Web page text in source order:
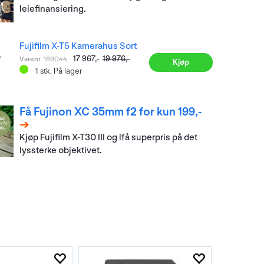
leiefinansiering.
Fujifilm X-T5 Kamerahus Sort
Varenr 169044 17 967,- 19 976,-
1 stk. På lager
Få Fujinon XC 35mm f2 for kun 199,-
Kjøp Fujifilm X-T30 III og lfå superpris på det
lyssterke objektivet.